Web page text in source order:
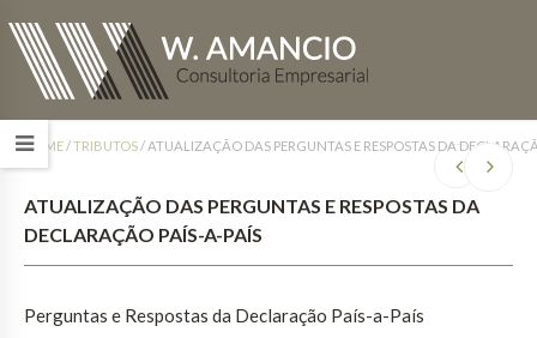
HOME/TRIBUTOS/ATUALIZAÇÃO DAS PERGUNTAS E RESPOSTAS DA
ATUALIZAÇÃO DAS PERGUNTAS E RESPOSTAS DA
DECLARAÇÃO PAÍS-A-PAÍS
Perguntas e Respostas da Declaração País-a-País